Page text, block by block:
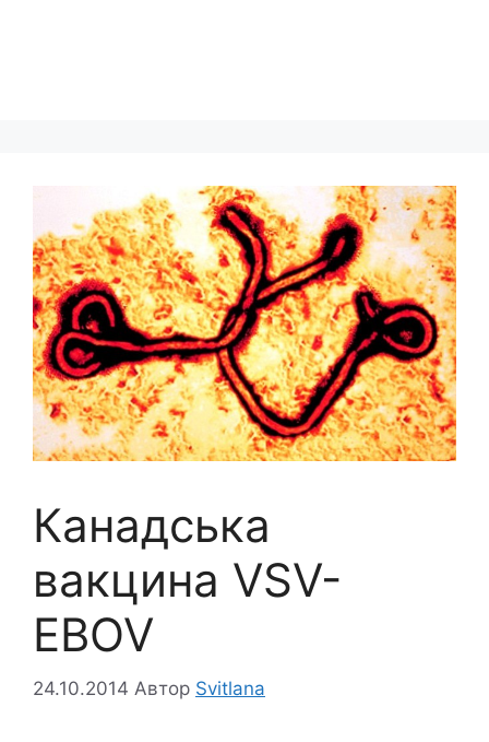
Канадська
вакцина VSV-
EBOV
24.10.2014 Автор Svitlana